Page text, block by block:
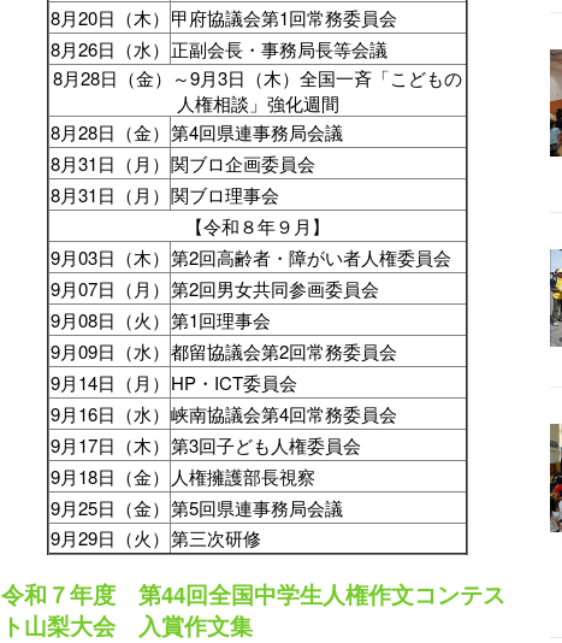
8月20日（木） 甲府協議会第1回常務委員会
8月26日（水） 正副会長・事務局長等会議
8月28日（金）～9月3日（木）全国一斉「こどもの
人権相談」強化週間
8月28日（金） 第4回県連事務局会議
8月31日（月） 関ブロ企画委員会
8月31日（月） 関ブロ理事会
【令和８年９月】
9月03日（木） 第2回高齢者・障がい者人権委員会
9月07日（月） 第2回男女共同参画委員会
9月08日（火） 第1回理事会
9月09日（水） 都留協議会第2回常務委員会
9月14日（月） HP・ICT委員会
9月16日（水） 峡南協議会第4回常務委員会
9月17日（木） 第3回子ども人権委員会
9月18日（金）
人権擁護部長視察
9月25日（金） 第5回県連事務局会議
9月29日（火） 第三次研修
令和７年度 第44回全国中学生人権作文コンテス
ト山梨大会 入賞作文集